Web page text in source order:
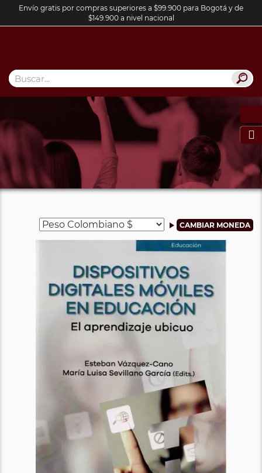
Envío gratis por compras superiores a $99.900 para Bogotá y de
$149.900 a nivel nacional
